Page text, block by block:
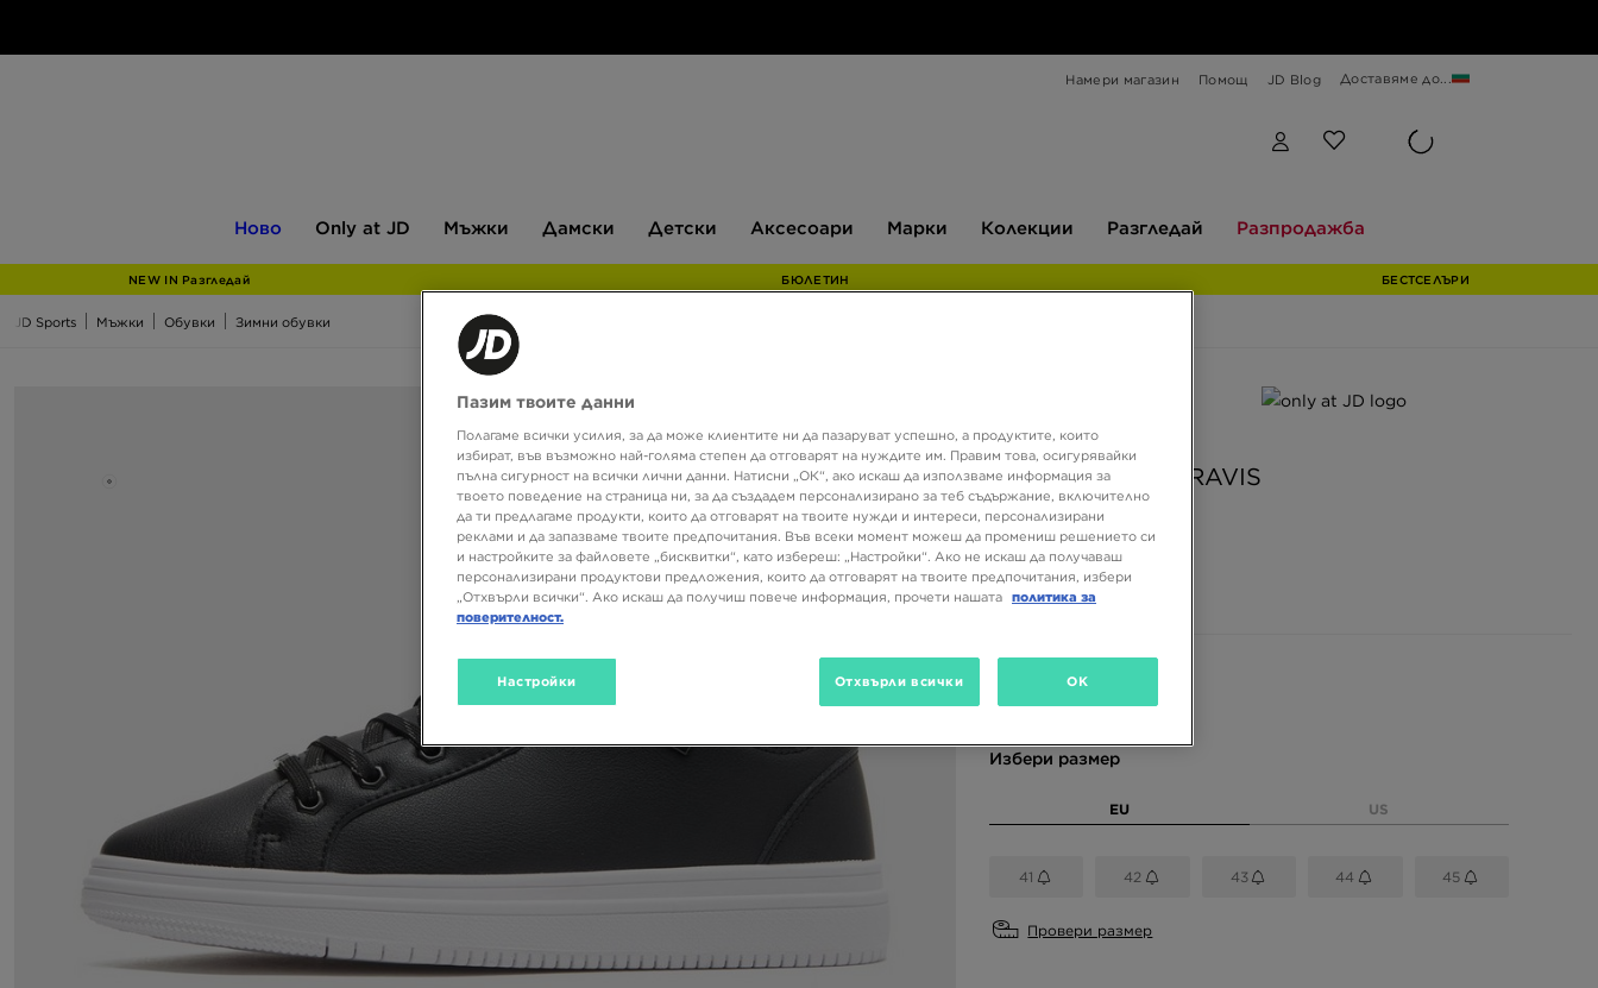
Намери магазин Помощ JD Blog Доставяме до...
Ново
JD
Only at JD Мъжки Дамски Детски Аксесоари Марки Колекции Разгледай Разпродажба
NEW IN Разгледай БЮЛЕТИН БЕСТСЕЛЪРИ
JD Sports Мъжки Обувки Зимни обувки
Само в JD
NANNY STATE TRAVIS
25,56 €
49,99 ЛВ.
Налични цветове
Черен
Избери размер
EU US
41 42 43 44 45
Провери размер
Пазим твоите данни
Полагаме всички усилия, за да може клиентите ни да пазаруват успешно, а продуктите, които
избират, във възможно най-голяма степен да отговарят на нуждите им. Правим това, осигурявайки
пълна сигурност на всички лични данни. Натисни „ОК“, ако искаш да използваме информация за
твоето поведение на страница ни, за да създадем персонализирано за теб съдържание, включително
да ти предлагаме продукти, които да отговарят на твоите нужди и интереси, персонализирани
реклами и да запазваме твоите предпочитания. Във всеки момент можеш да промениш решението си
и настройките за файловете „бисквитки“, като избереш: „Настройки“. Ако не искаш да получаваш
персонализирани продуктови предложения, които да отговарят на твоите предпочитания, избери
„Отхвърли всички“. Ако искаш да получиш повече информация, прочети нашата политика за
поверителност.
Настройки Отхвърли всички OK